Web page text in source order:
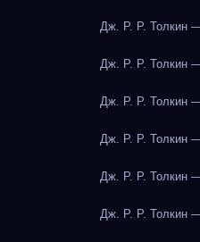
Дж. Р. Р. Толкин
Дж. Р. Р. Толкин
Дж. Р. Р. Толкин
Дж. Р. Р. Толкин
Дж. Р. Р. Толкин
Дж. Р. Р. Толкин